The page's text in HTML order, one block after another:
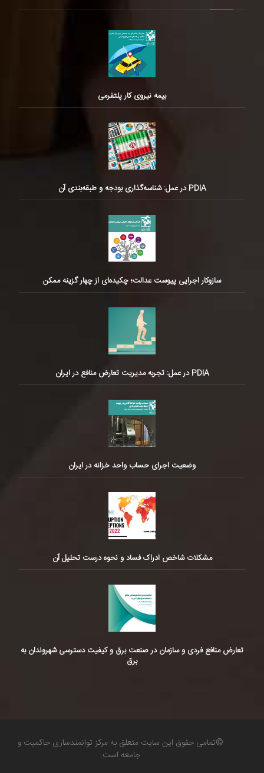
بیمه نیروی کار پلتفرمی
PDIA در عمل: شناسه‌گذاری بودجه و طبقه‌بندی آن
سازوکار اجرایی پیوست عدالت؛ چکیده‌ای از چهار گزینه ممکن
PDIA در عمل: تجربه مدیریت تعارض منافع در ایران
وضعیت اجرای حساب واحد خزانه در ایران
مشکلات شاخص ادراک فساد و نحوه درست تحلیل آن
تعارض منافع فردی و سازمان در صنعت برق و کیفیت دسترسی شهروندان به
برق
©تمامی حقوق این سایت متعلق به مرکز توانمندسازی حاکمیت و
جامعه است.